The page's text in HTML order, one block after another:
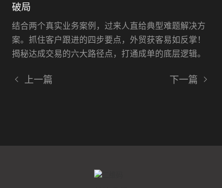
破局
结合两个真实业务案例，过来人直给典型难题解决方
案。抓住客户跟进的四步要点，外贸获客易如反掌！
揭秘达成交易的六大路径点，打通成单的底层逻辑。
上一篇 下一篇